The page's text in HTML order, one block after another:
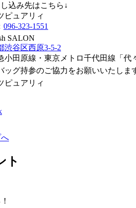
込み先はこちら↓
ピュアリィ
096-323-1551
SALON
渋谷区西原3-5-2
小田原線・東京メトロ千代田線「代
ッグ持参のご協力をお願いいたしま
ピュアリィ
ト
！